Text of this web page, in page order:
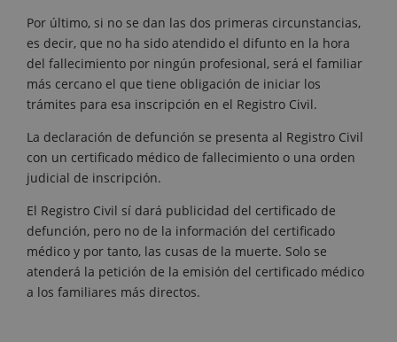
Por último, si no se dan las dos primeras circunstancias,
es decir, que no ha sido atendido el difunto en la hora
del fallecimiento por ningún profesional, será el familiar
más cercano el que tiene obligación de iniciar los
trámites para esa inscripción en el Registro Civil.
La declaración de defunción se presenta al Registro Civil
con un certificado médico de fallecimiento o una orden
judicial de inscripción.
El Registro Civil sí dará publicidad del certificado de
defunción, pero no de la información del certificado
médico y por tanto, las cusas de la muerte. Solo se
atenderá la petición de la emisión del certificado médico
a los familiares más directos.